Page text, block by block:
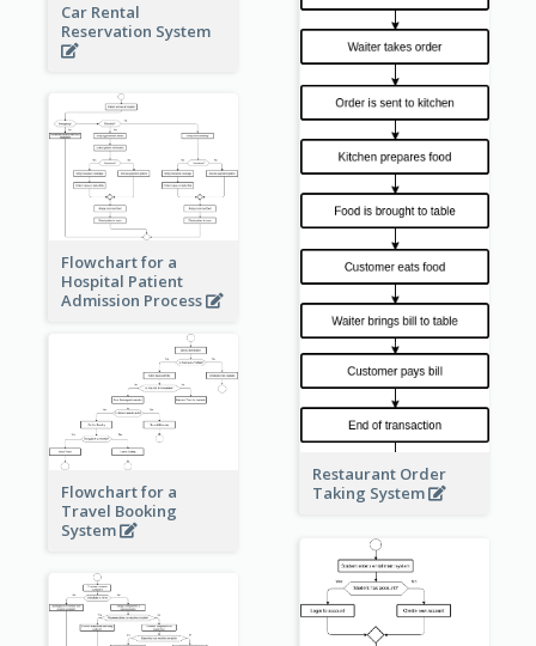
Car Rental
Reservation System
Restaurant Order
Taking System
Flowchart for a
Hospital Patient
Admission Process
Flowchart for a
Travel Booking
System